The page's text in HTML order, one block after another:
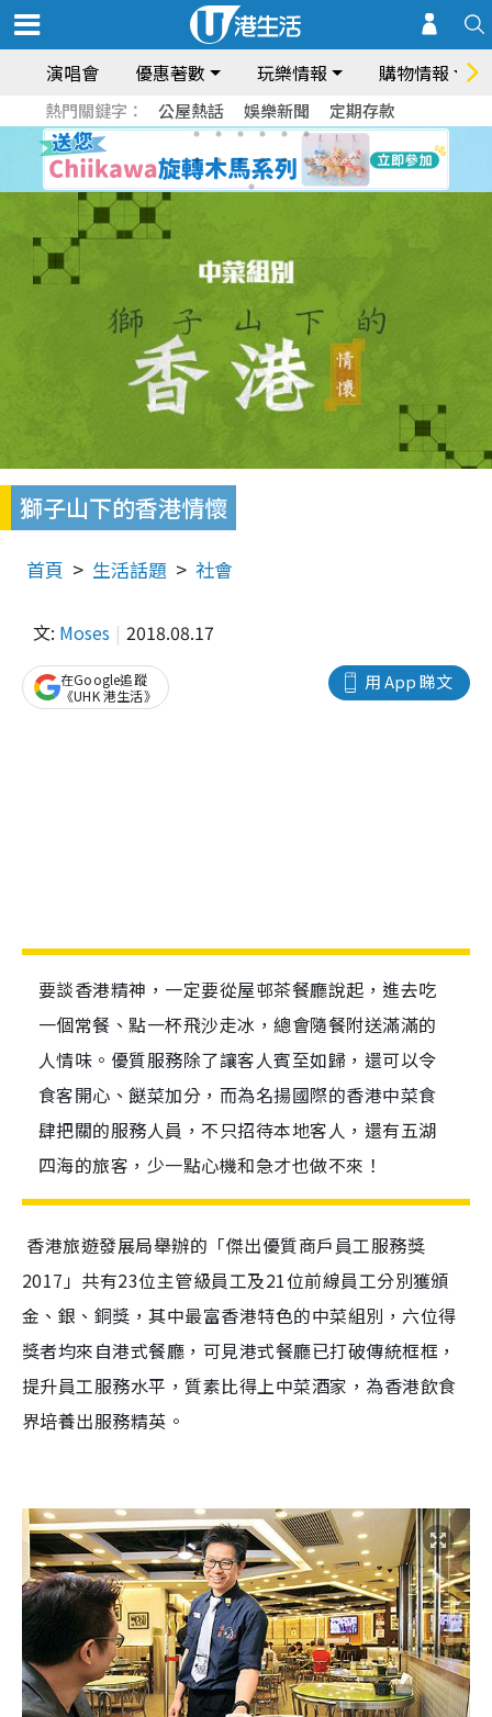
演唱會 優惠著數 玩樂情報 購物情報
熱門關鍵字： 公屋熱話 娛樂新聞 定期存款
獅子山下的香港情懷
首頁 生活話題 社會
文: Moses 2018.08.17
用 App 睇文
在Google追蹤
《UHK 港生活》
要談香港精神，一定要從屋邨茶餐廳說起，進去吃
一個常餐、點一杯飛沙走冰，總會隨餐附送滿滿的
人情味。優質服務除了讓客人賓至如歸，還可以令
食客開心、餸菜加分，而為名揚國際的香港中菜食
肆把關的服務人員，不只招待本地客人，還有五湖
四海的旅客，少一點心機和急才也做不來！
香港旅遊發展局舉辦的「傑出優質商戶員工服務獎
2017」共有23位主管級員工及21位前線員工分別獲頒
金、銀、銅獎，其中最富香港特色的中菜組別，六位得
獎者均來自港式餐廳，可見港式餐廳已打破傳統框框，
提升員工服務水平，質素比得上中菜酒家，為香港飲食
界培養出服務精英。